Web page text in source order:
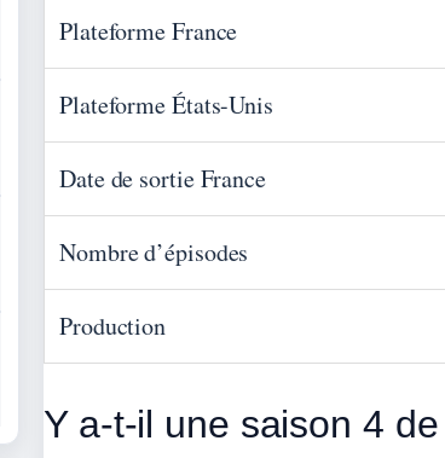
Plateforme France
Plateforme États-Unis
Date de sortie France
Nombre d’épisodes
Production
Y a-t-il une saison 4